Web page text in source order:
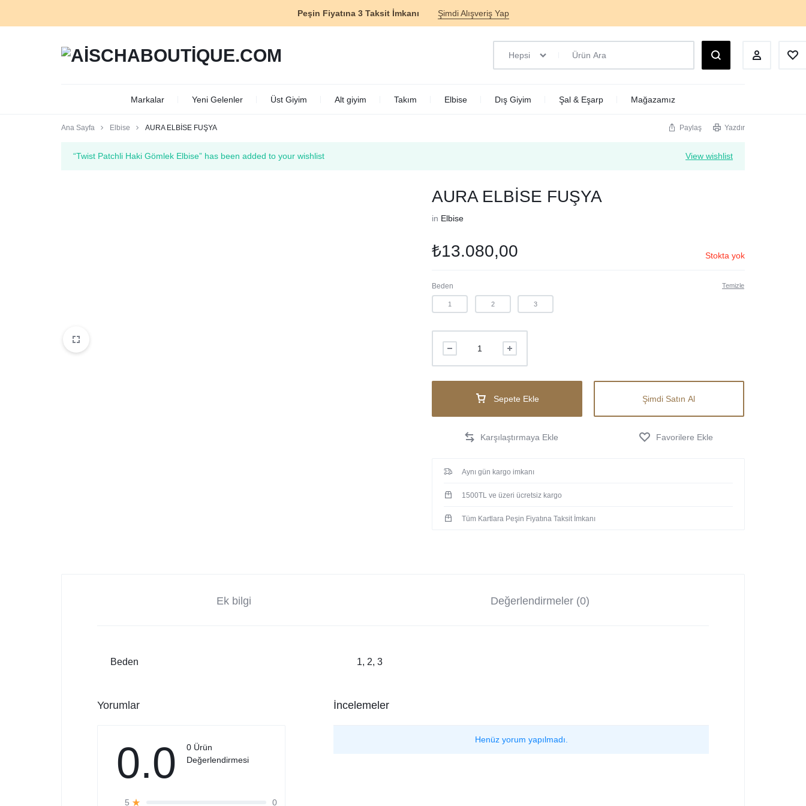
Peşin Fiyatına 3 Taksit İmkanı Şimdi Alışveriş Yap
Hepsi
Markalar Yeni Gelenler Üst Giyim Alt giyim Takım Elbise Dış Giyim Şal & Eşarp Mağazamız
Ana Sayfa Elbise AURA ELBİSE FUŞYA Paylaş Yazdır
View wishlist
“Twist Patchli Haki Gömlek Elbise” has been added to your wishlist
AURA ELBİSE FUŞYA
in Elbise
₺13.080,00 Stokta yok
Beden
1 2 3
Temizle
Sepete Ekle Şimdi Satın Al
Aynı gün kargo imkanı
1500TL ve üzeri ücretsiz kargo
Tüm Kartlara Peşin Fiyatına Taksit İmkanı
Ek bilgi Değerlendirmeler (0)
Beden 1, 2, 3
Yorumlar
0.0
0 Ürün
Değerlendirmesi
5
0
İncelemeler
Henüz yorum yapılmadı.